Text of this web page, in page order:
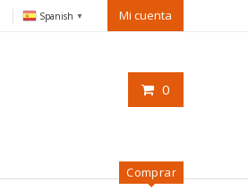
Spanish ▼ Mi cuenta
0
Comprar